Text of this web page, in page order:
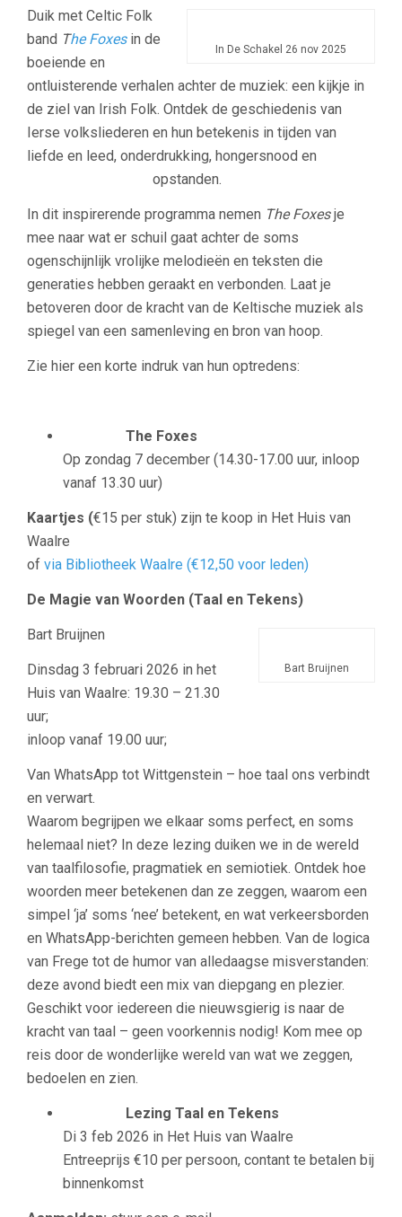
In De Schakel 26 nov 2025
Duik met Celtic Folk
band The Foxesin de
boeiende en
ontluisterende verhalen achter de muziek: een kijkje in
de ziel van Irish Folk. Ontdek de geschiedenis van
Ierse volksliederen en hun betekenis in tijden van
liefde en leed, onderdrukking, hongersnood en
opstanden.
In dit inspirerende programma nemen The Foxesje
mee naar wat er schuil gaat achter de soms
ogenschijnlijk vrolijke melodieën en teksten die
generaties hebben geraakt en verbonden. Laat je
betoveren door de kracht van de Keltische muziek als
spiegel van een samenleving en bron van hoop.
Zie hier een korte indruk van hun optredens:
The Foxes
Op zondag 7 december (14.30-17.00 uur, inloop
vanaf 13.30 uur)
Kaartjes (€15 per stuk) zijn te koop in Het Huis van
Waalre
of via Bibliotheek Waalre (€12,50 voor leden)
De Magie van Woorden (Taal en Tekens)
Bart Bruijnen
Bart Bruijnen
Dinsdag 3 februari 2026 in het
Huis van Waalre: 19.30 – 21.30
uur;
inloop vanaf 19.00 uur;
Van WhatsApp tot Wittgenstein – hoe taal ons verbindt
en verwart.
Waarom begrijpen we elkaar soms perfect, en soms
helemaal niet? In deze lezing duiken we in de wereld
van taalfilosofie, pragmatiek en semiotiek. Ontdek hoe
woorden meer betekenen dan ze zeggen, waarom een
simpel ‘ja’ soms ‘nee’ betekent, en wat verkeersborden
en WhatsApp-berichten gemeen hebben. Van de logica
van Frege tot de humor van alledaagse misverstanden:
deze avond biedt een mix van diepgang en plezier.
Geschikt voor iedereen die nieuwsgierig is naar de
kracht van taal – geen voorkennis nodig! Kom mee op
reis door de wonderlijke wereld van wat we zeggen,
bedoelen en zien.
Lezing Taal en Tekens
Di 3 feb 2026 in Het Huis van Waalre
Entreeprijs €10 per persoon, contant te betalen bij
binnenkomst